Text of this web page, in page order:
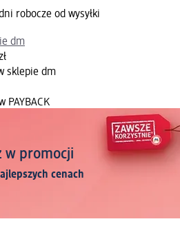
robocze od wysyłki
dm
sklepie dm
PAYBACK
w promocji
cenach